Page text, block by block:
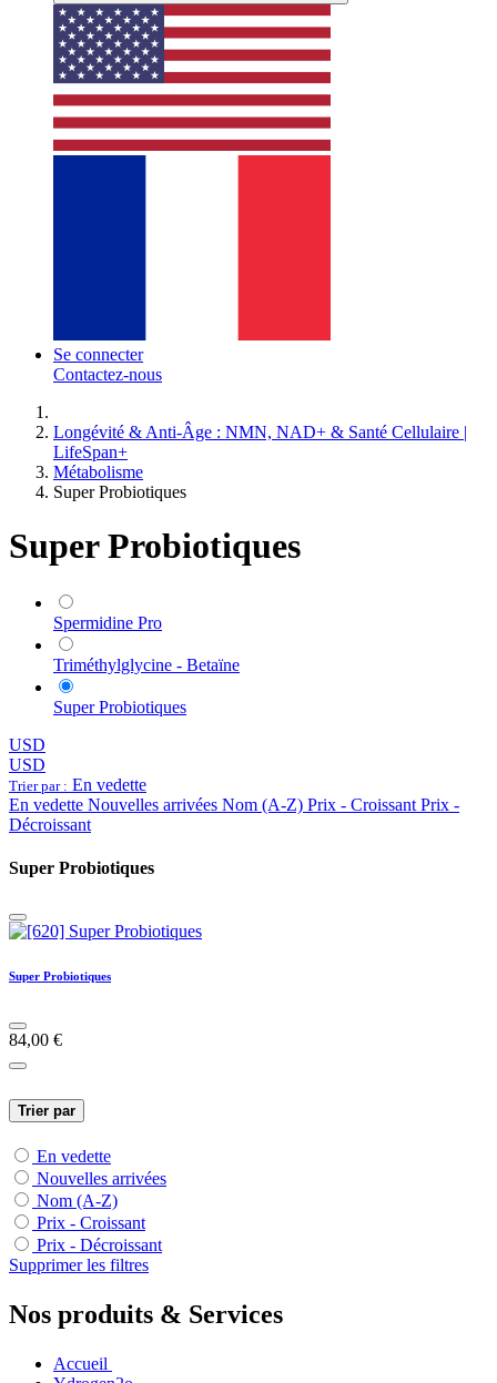
Se connecter
Contactez-nous
Longévité & Anti-Âge : NMN, NAD+ & Santé Cellulaire |
LifeSpan+
Métabolisme
Super Probiotiques
Super Probiotiques
Spermidine Pro
Triméthylglycine - Betaïne
Super Probiotiques
USD
USD
Trier par : En vedette
En vedette Nouvelles arrivées Nom (A-Z) Prix - Croissant Prix -
Décroissant
Super Probiotiques
Super Probiotiques
84,00 €
Trier par
En vedette
Nouvelles arrivées
Nom (A-Z)
Prix - Croissant
Prix - Décroissant
Supprimer les filtres
Nos produits & Services
Accueil